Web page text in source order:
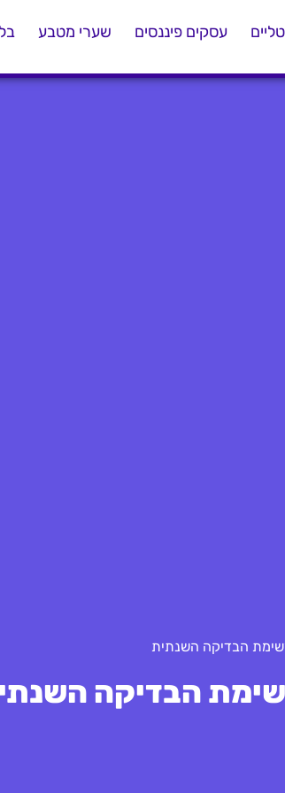
עסקים פיננסים שערי מטבע
הבדיקה השנתית
הבדיקה